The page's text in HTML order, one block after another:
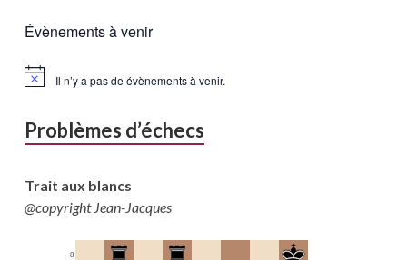
Évènements à venir
Il n’y a pas de évènements à venir.
Problèmes d’échecs
Trait aux blancs
@copyright Jean-Jacques
8